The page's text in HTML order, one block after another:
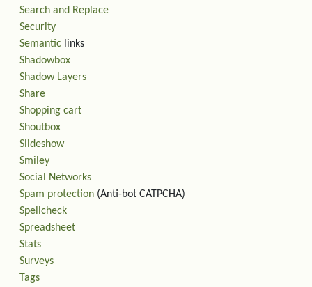
Search and Replace
Security
Semantic links
Shadowbox
Shadow Layers
Share
Shopping cart
Shoutbox
Slideshow
Smiley
Social Networks
Spam protection (Anti-bot CATPCHA)
Spellcheck
Spreadsheet
Stats
Surveys
Tags